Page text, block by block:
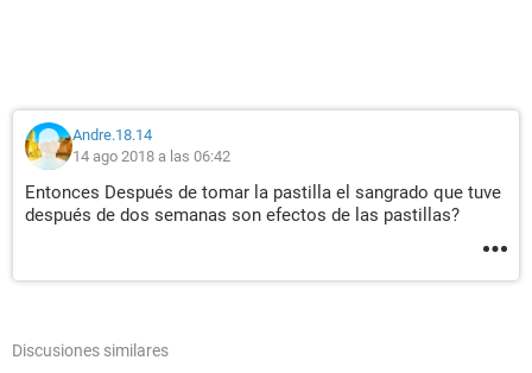
Andre.18.14
14 ago 2018 a las 06:42
Entonces Después de tomar la pastilla el sangrado que tuve
después de dos semanas son efectos de las pastillas?
Discusiones similares